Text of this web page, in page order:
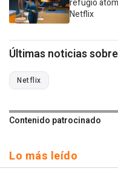
refugio
Netflix
Últimas noticias
Netflix
Contenido patrocinado
Lo más leído